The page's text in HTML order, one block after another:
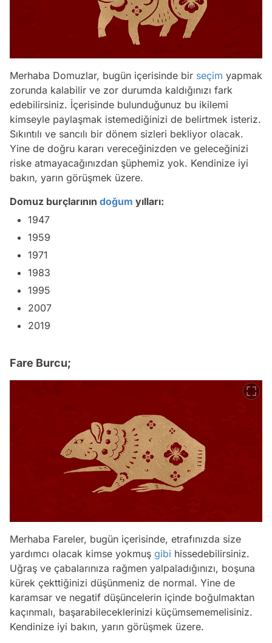
Merhaba Domuzlar, bugün içerisinde bir seçim yapmak
zorunda kalabilir ve zor durumda kaldığınızı fark
edebilirsiniz. İçerisinde bulunduğunuz bu ikilemi
kimseyle paylaşmak istemediğinizi de belirtmek isteriz.
Sıkıntılı ve sancılı bir dönem sizleri bekliyor olacak.
Yine de doğru kararı vereceğinizden ve geleceğinizi
riske atmayacağınızdan şüphemiz yok. Kendinize iyi
bakın, yarın görüşmek üzere.
Domuz burçlarının doğum yılları:
1947
1959
1971
1983
1995
2007
2019
Fare Burcu;
Merhaba Fareler, bugün içerisinde, etrafınızda size
yardımcı olacak kimse yokmuş gibi hissedebilirsiniz.
Uğraş ve çabalarınıza rağmen yalpaladığınızı, boşuna
kürek çekttiğinizi düşünmeniz de normal. Yine de
karamsar ve negatif düşüncelerin içinde boğulmaktan
kaçınmalı, başarabileceklerinizi küçümsememelisiniz.
Kendinize iyi bakın, yarın görüşmek üzere.